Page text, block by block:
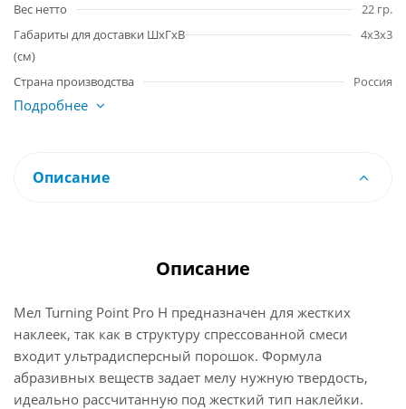
Вес нетто
22 гр.
Габариты для доставки ШхГхВ
(см)
4x3x3
Страна производства Россия
Подробнее
Описание
Описание
Мел Turning Point Pro H предназначен для жестких
наклеек, так как в структуру спрессованной смеси
входит ультрадисперсный порошок. Формула
абразивных веществ задает мелу нужную твердость,
идеально рассчитанную под жесткий тип наклейки.